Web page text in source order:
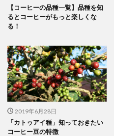
【コーヒーの品種一覧】品種を知
るとコーヒーがもっと楽しくな
る！
2019年6月28日
「カトゥアイ種」知っておきたい
コーヒー豆の特徴